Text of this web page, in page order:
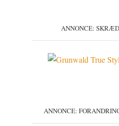
ANNONCE:
ANNONCE: